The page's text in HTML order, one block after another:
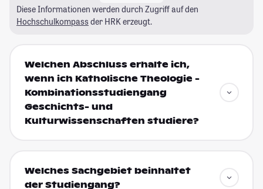
Diese Informationen werden durch Zugriff auf den
Hochschulkompass der HRK erzeugt.
Welchen Abschluss erhalte ich,
wenn ich Katholische Theologie -
Kombinationsstudiengang
Geschichts- und
Kulturwissenschaften studiere?
Welches Sachgebiet beinhaltet
der Studiengang?